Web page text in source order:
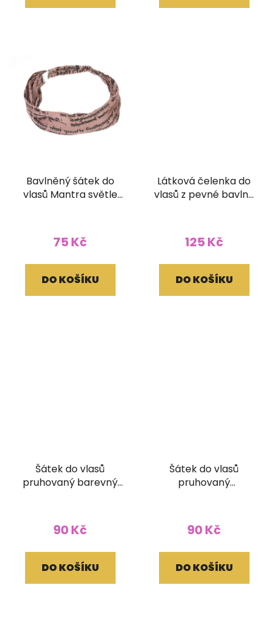
Bavlněný šátek do
vlasů Mantra světle
75 Kč
DO KOŠÍKU
Látková čelenka do
vlasů z pevné bavlny
žlutozelená
125 Kč
DO KOŠÍKU
Šátek do vlasů
pruhovaný barevný
90 Kč
DO KOŠÍKU
Šátek do vlasů
pruhovaný
90 Kč
DO KOŠÍKU